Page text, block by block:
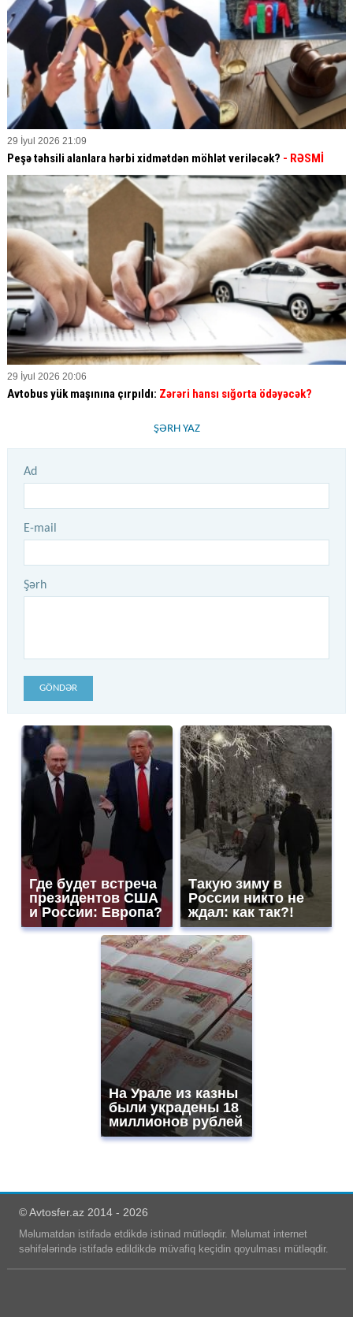
29 İyul 2026 21:09
Peşə təhsili alanlara hərbi xidmətdən möhlət veriləcək? - RƏSMİ
29 İyul 2026 20:06
Avtobus yük maşınına çırpıldı: Zərəri hansı sığorta ödəyəcək?
ŞƏRH YAZ
Ad
E-mail
Şərh
GÖNDƏR
Где будет встреча
президентов США
и России: Европа?
Такую зиму в
России никто не
ждал: как так?!
На Урале из казны
были украдены 18
миллионов рублей
© Avtosfer.az 2014 - 2026
Məlumatdan istifadə etdikdə istinad mütləqdir. Məlumat internet
səhifələrində istifadə edildikdə müvafiq keçidin qoyulması mütləqdir.